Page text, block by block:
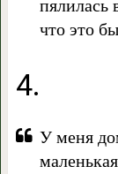
пялилась
что это
4.
У меня